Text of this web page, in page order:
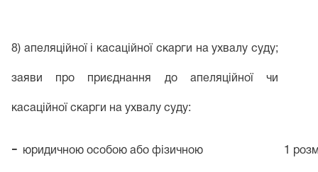
8) апеляційної і касаційної скарги на ухвалу суду;
заяви про приєднання до апеляційної чи
касаційної скарги на ухвалу суду:
- юридичною особою або фізичною 1